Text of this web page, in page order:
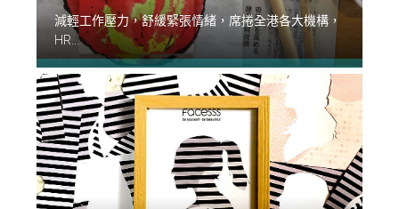
減輕工作壓力，舒緩緊張情緒，席捲全港各大機構，
HR...